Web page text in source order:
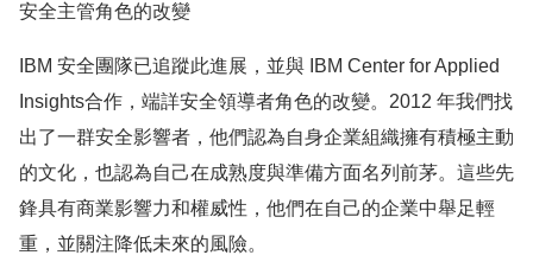
安全主管角色的改變
IBM 安全團隊已追蹤此進展，並與 IBM Center for Applied
Insights合作，端詳安全領導者角色的改變。2012 年我們找
出了一群安全影響者，他們認為自身企業組織擁有積極主動
的文化，也認為自己在成熟度與準備方面名列前茅。這些先
鋒具有商業影響力和權威性，他們在自己的企業中舉足輕
重，並關注降低未來的風險。